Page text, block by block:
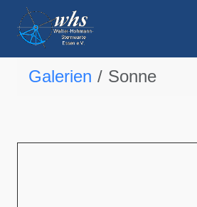
Galerien Sonne